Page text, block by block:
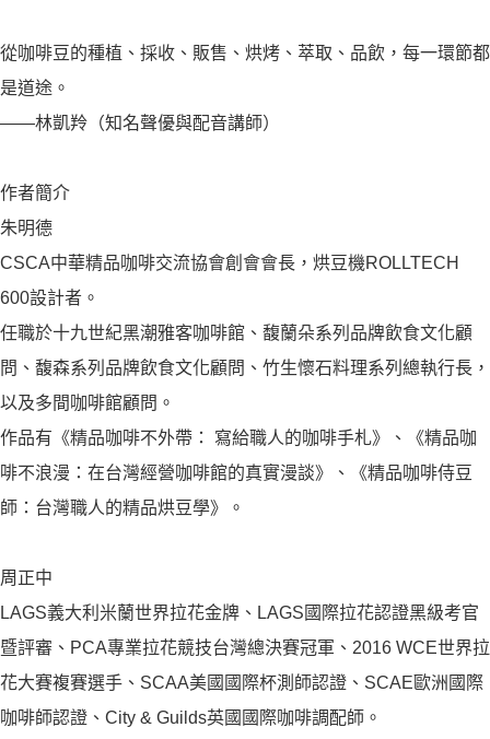
從咖啡豆的種植、採收、販售、烘烤、萃取、品飲，每一環節都
是道途。
――林凱羚（知名聲優與配音講師）
作者簡介
朱明德
CSCA中華精品咖啡交流協會創會會長，烘豆機ROLLTECH
600設計者。
任職於十九世紀黑潮雅客咖啡館、馥蘭朵系列品牌飲食文化顧
問、馥森系列品牌飲食文化顧問、竹生懷石料理系列總執行長，
以及多間咖啡館顧問。
作品有《精品咖啡不外帶： 寫給職人的咖啡手札》、《精品咖
啡不浪漫：在台灣經營咖啡館的真實漫談》、《精品咖啡侍豆
師：台灣職人的精品烘豆學》。
周正中
LAGS義大利米蘭世界拉花金牌、LAGS國際拉花認證黑級考官
暨評審、PCA專業拉花競技台灣總決賽冠軍、2016 WCE世界拉
花大賽複賽選手、SCAA美國國際杯測師認證、SCAE歐洲國際
咖啡師認證、City & Guilds英國國際咖啡調配師。